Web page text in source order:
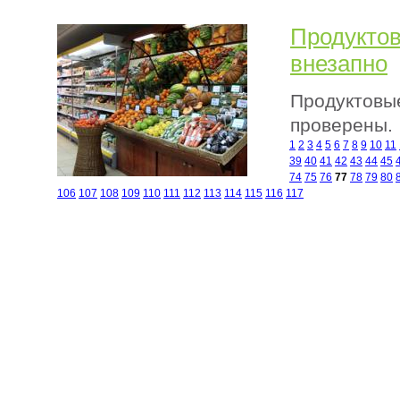
внезапно
проверены.
1 2 3 4 5 6 7 8 9 10 11
39 40 41 42 43 44 45
74 75 76 77 78 79 80
106 107 108 109 110 111 112 113 114 115 116 117